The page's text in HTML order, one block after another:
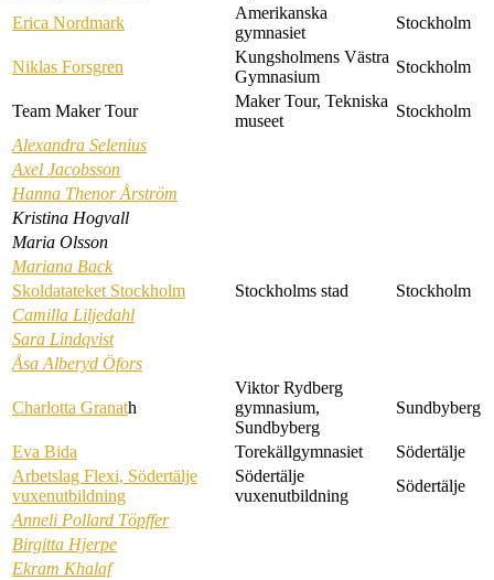
Erica Nordmark
Amerikanska
gymnasiet
Stockholm
Niklas Forsgren
Kungsholmens Västra
Gymnasium
Stockholm
Team Maker Tour
Maker Tour, Tekniska
museet
Stockholm
Alexandra Selenius
Axel Jacobsson
Hanna Thenor Årström
Kristina Hogvall
Maria Olsson
Mariana Back
Skoldatateket Stockholm
Stockholms stad
Stockholm
Camilla Liljedahl
Sara Lindqvist
Åsa Alberyd Öfors
Charlotta Granath
Viktor Rydberg
gymnasium,
Sundbyberg
Sundbyberg
Eva Bida Torekällgymnasiet
Södertälje
Arbetslag Flexi, Södertälje
vuxenutbildning
Södertälje
vuxenutbildning
Södertälje
Anneli Pollard Töpffer
Birgitta Hjerpe
Ekram Khalaf